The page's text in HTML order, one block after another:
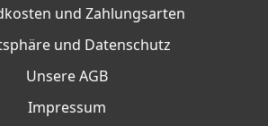
und Zahlungsarten
und Datenschutz
Unsere AGB
Impressum